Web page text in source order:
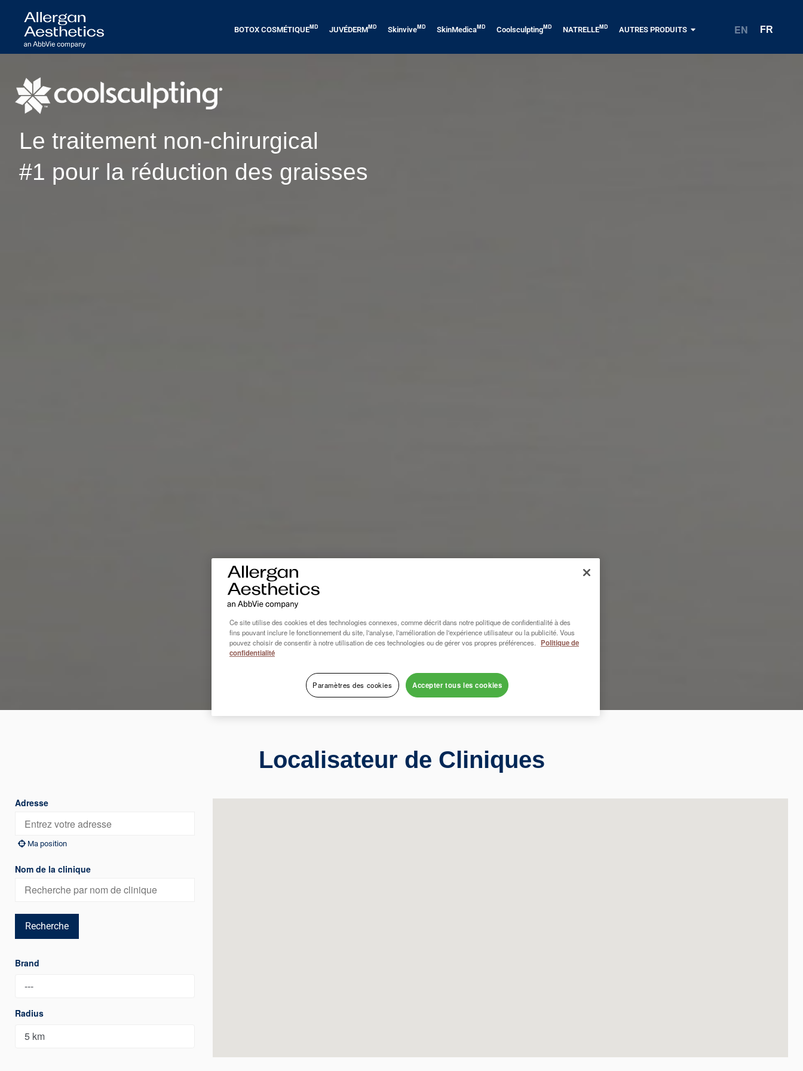
BOTOX COSMÉTIQUEMD JUVÉDERMMD SkinviveMD SkinMedicaMD CoolsculptingMD NATRELLEMD AUTRES PRODUITS EN FR
Le traitement non-chirurgical
#1 pour la réduction des graisses
Localisateur de Cliniques
Adresse
Ma position
Nom de la clinique
Recherche
Ce site utilise des cookies et des technologies connexes, comme décrit dans notre politique de confidentialité à des
fins pouvant inclure le fonctionnement du site, l'analyse, l'amélioration de l'expérience utilisateur ou la publicité. Vous
pouvez choisir de consentir à notre utilisation de ces technologies ou de gérer vos propres préférences. Politique de
confidentialité
Accepter tous les cookies
Paramètres des cookies